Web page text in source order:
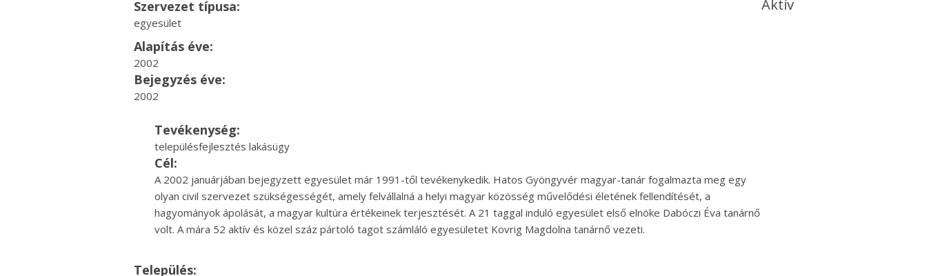
Szervezet típusa:
egyesület
Aktív
Alapítás éve:
2002
Bejegyzés éve:
2002
Tevékenység:
településfejlesztés lakásügy
Cél:
A 2002 januárjában bejegyzett egyesület már 1991-től tevékenykedik. Hatos Gyöngyvér magyar-tanár fogalmazta meg egy
olyan civil szervezet szükségességét, amely felvállalná a helyi magyar közösség művelődési életének fellendítését, a
hagyományok ápolását, a magyar kultúra értékeinek terjesztését. A 21 taggal induló egyesület első elnöke Dabóczi Éva tanárnő
volt. A mára 52 aktív és közel száz pártoló tagot számláló egyesületet Kovrig Magdolna tanárnő vezeti.
Település: